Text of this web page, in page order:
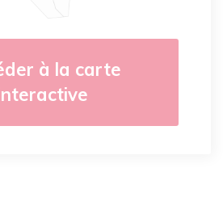
à la carte